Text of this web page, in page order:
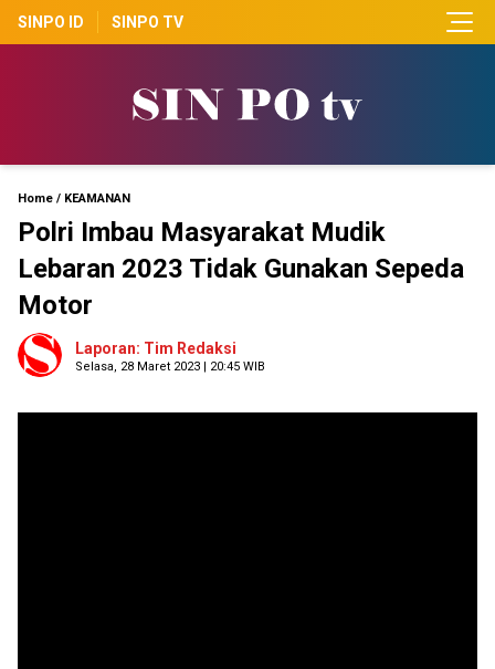
SINPO ID SINPO TV
Home / KEAMANAN
Polri Imbau Masyarakat Mudik
Lebaran 2023 Tidak Gunakan Sepeda
Motor
Laporan: Tim Redaksi
Selasa, 28 Maret 2023 | 20:45 WIB